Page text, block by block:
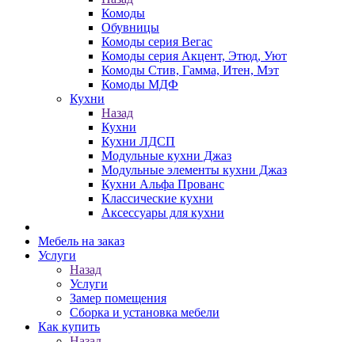
Комоды
Обувницы
Комоды серия Вегас
Комоды серия Акцент, Этюд, Уют
Комоды Стив, Гамма, Итен, Мэт
Комоды МДФ
Кухни
Назад
Кухни
Кухни ЛДСП
Модульные кухни Джаз
Модульные элементы кухни Джаз
Кухни Альфа Прованс
Классические кухни
Аксессуары для кухни
Мебель на заказ
Услуги
Назад
Услуги
Замер помещения
Сборка и установка мебели
Как купить